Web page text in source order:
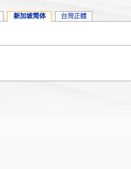
新加坡简体 台灣正體